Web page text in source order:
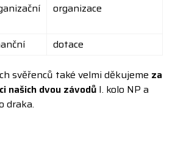
organizace
dotace
svěřenců také velmi děkujeme za
našich dvou závodů I. kolo NP a
draka.